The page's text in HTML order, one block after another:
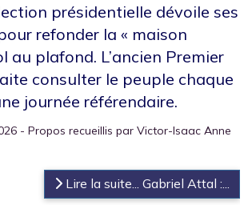
présidentielle dévoile ses
refonder la « maison
au plafond. L’ancien Premier
consulter le peuple chaque
journée référendaire.
- Propos recueillis par Victor-Isaac Anne
Lire la suite... Gabriel Attal :...